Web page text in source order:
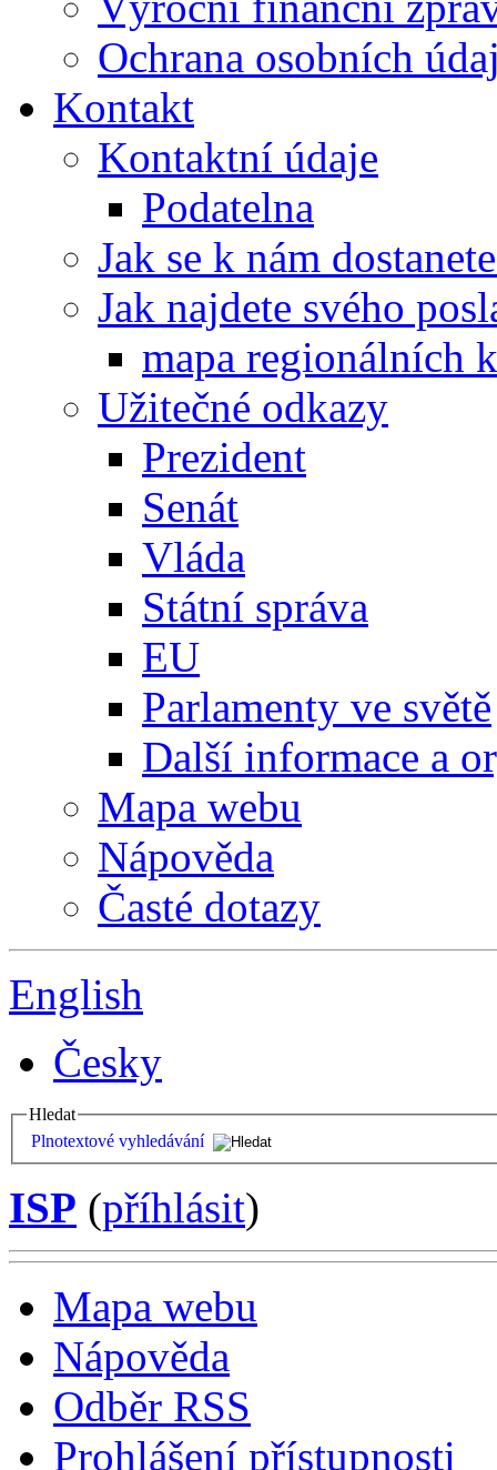
Ochrana osobních
Kontakt
Kontaktní údaje
Podatelna
Jak se k nám
Jak najdete svého
mapa regionálních
Užitečné odkazy
Prezident
Senát
Vláda
Státní správa
EU
Parlamenty ve světě
Další informace a
Mapa webu
Nápověda
Časté dotazy
English
Česky
Hledat
Plnotextové vyhledávání
ISP (příhlásit)
Mapa webu
Nápověda
Odběr RSS
Prohlášení přístupnosti